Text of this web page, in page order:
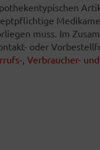
muss. Im
oder
, Verbraucher-